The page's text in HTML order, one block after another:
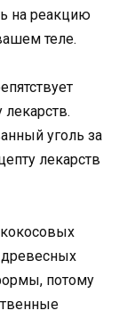
на реакцию
теле.
уголь за
лекарств
потому